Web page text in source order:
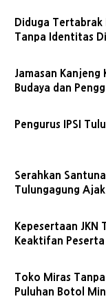
Diduga Tertabrak
Tanpa Identitas
Jamasan Kanjeng
Budaya dan
Pengurus IPSI
Serahkan
Tulungagung
Kepesertaan JKN
Keaktifan Peserta
Toko Miras
Puluhan Botol